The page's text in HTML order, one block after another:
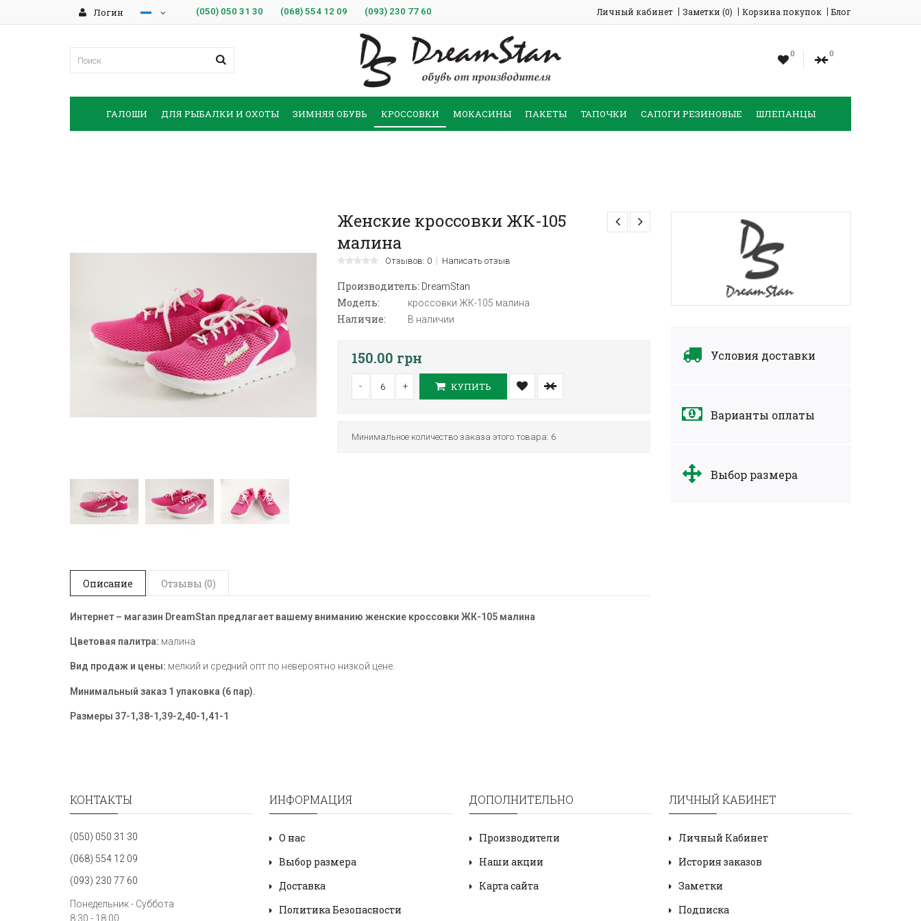
Логин (050) 050 31 30 (068) 554 12 09 (093) 230 77 60 Личный кабинет Заметки (0) Корзина покупок Блог
0 0
ГАЛОШИ ДЛЯ РЫБАЛКИ И ОХОТЫ ЗИМНЯЯ ОБУВЬ КРОССОВКИ МОКАСИНЫ ПАКЕТЫ ТАПОЧКИ САПОГИ РЕЗИНОВЫЕ ШЛЕПАНЦЫ
Условия доставки
Варианты оплаты
Выбор размера
Женские кроссовки ЖК-105
малина
Отзывов: 0 Написать отзыв
Производитель: DreamStan
Модель: кроссовки ЖК-105 малина
Наличие: В наличии
150.00 грн
- + КУПИТЬ
Минимальное количество заказа этого товара: 6
Описание Отзывы (0)
Интернет – магазин DreamStan предлагает вашему вниманию женские кроссовки ЖК-105 малина
Цветовая палитра: малина
Вид продаж и цены: мелкий и средний опт по невероятно низкой цене.
Минимальный заказ 1 упаковка (6 пар).
Размеры 37-1,38-1,39-2,40-1,41-1
КОНТАКТЫ
(050) 050 31 30
(068) 554 12 09
(093) 230 77 60
Понедельник - Суббота
8:30 - 18:00
ИНФОРМАЦИЯ
О нас
Выбор размера
Доставка
Политика Безопасности
ДОПОЛНИТЕЛЬНО
Производители
Наши акции
Карта сайта
ЛИЧНЫЙ КАБИНЕТ
Личный Кабинет
История заказов
Заметки
Подписка